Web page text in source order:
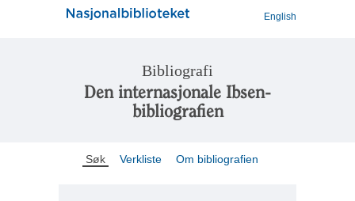
English
Bibliografi
Den internasjonale Ibsen-
bibliografien
Søk Verkliste Om bibliografien